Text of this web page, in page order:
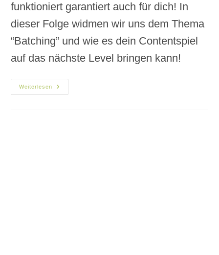
funktioniert garantiert auch für dich! In
dieser Folge widmen wir uns dem Thema
“Batching” und wie es dein Contentspiel
auf das nächste Level bringen kann!
Weiterlesen